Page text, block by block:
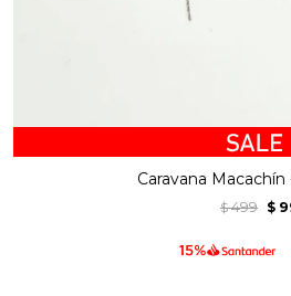
Caravana
$ 499 $